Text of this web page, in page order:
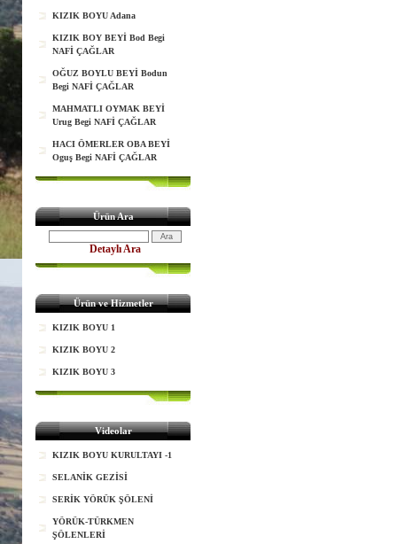
KIZIK BOYU Adana
KIZIK BOY BEYİ Bod Begi
NAFİ ÇAĞLAR
OĞUZ BOYLU BEYİ Bodun
Begi NAFİ ÇAĞLAR
MAHMATLI OYMAK BEYİ
Urug Begi NAFİ ÇAĞLAR
HACI ÖMERLER OBA BEYİ
Oguş Begi NAFİ ÇAĞLAR
Ürün Ara
Detaylı Ara
Ürün ve Hizmetler
KIZIK BOYU 1
KIZIK BOYU 2
KIZIK BOYU 3
Videolar
KIZIK BOYU KURULTAYI -1
SELANİK GEZİSİ
SERİK YÖRÜK ŞÖLENİ
YÖRÜK-TÜRKMEN
ŞÖLENLERİ